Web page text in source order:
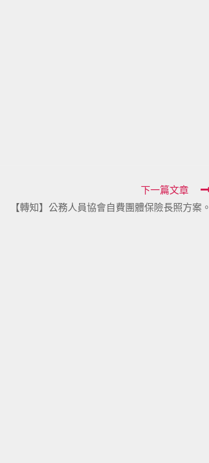
下一篇文章
【轉知】公務人員協會自費團體保險長照方案。